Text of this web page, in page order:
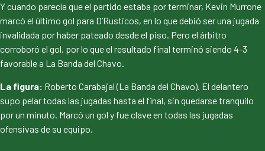
Y cuando parecía que el partido estaba por terminar, Kevin Murrone
marcó el último gol para D’Rusticos, en lo que debió ser una jugada
invalidada por haber pateado desde el piso. Pero el árbitro
corroboró el gol, por lo que el resultado final terminó siendo 4-3
favorable a La Banda del Chavo.
La figura: Roberto Carabajal (La Banda del Chavo). El delantero
supo pelar todas las jugadas hasta el final, sin quedarse tranquilo
por un minuto. Marcó un gol y fue clave en todas las jugadas
ofensivas de su equipo.